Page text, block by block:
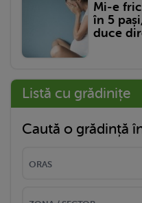
Mi-e
în 5
duce
Listă cu grădinițe
Caută o grădință